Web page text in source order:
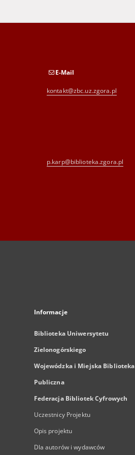
E-Mail
kontakt@zbc.uz.zgora.pl
p.karp@biblioteka.zgora.pl
Informacje
Biblioteka Uniwersytetu
Zielonogórskiego
Wojewódzka i Miejska Biblioteka
Publiczna
Federacja Bibliotek Cyfrowych
Uczestnicy Projektu
Opis projektu
Dla autorów i wydawców